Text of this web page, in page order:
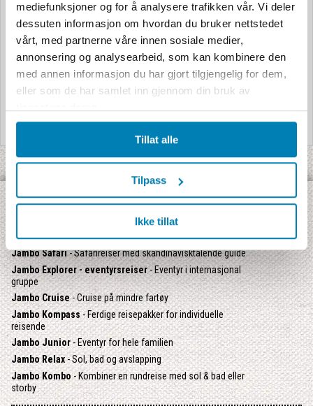
mediefunksjoner og for å analysere trafikken vår. Vi deler
dessuten informasjon om hvordan du bruker nettstedet
vårt, med partnerne våre innen sosiale medier,
annonsering og analysearbeid, som kan kombinere den
med annen informasjon du har gjort tilgjengelig for dem,
eller som de har samlet inn gjennom din bruk av
Tillat alle
Tilpass
Ikke tillat
OPPDAG VÅRE ULIKE TYPER REISER:
Jambo Signatur- Rundreise med Jamboguide
Jambo Safari- Safarireiser med skandinavisktalende guide
Jambo Explorer - eventyrsreiser- Eventyr i internasjonal
gruppe
Jambo Cruise- Cruise på mindre fartøy
Jambo Kompass- Ferdige reisepakker for individuelle
reisende
Jambo Junior- Eventyr for hele familien
Jambo Relax- Sol, bad og avslapping
Jambo Kombo- Kombiner en rundreise med sol & bad eller
storby